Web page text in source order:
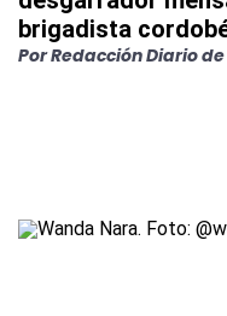
brigadista
Por Redacción Diario